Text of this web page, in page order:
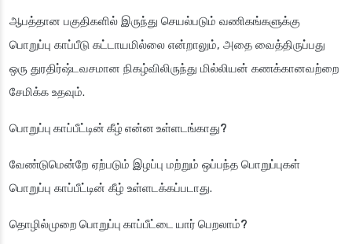
ஆபத்தான பகுதிகளில் இருந்து செயல்படும் வணிகங்களுக்கு
பொறுப்பு காப்பீடு கட்டாயமில்லை என்றாலும், அதை வைத்திருப்பது
ஒரு துரதிர்ஷ்டவசமான நிகழ்விலிருந்து மில்லியன் கணக்கானவற்றை
சேமிக்க உதவும்.
பொறுப்பு காப்பீட்டின் கீழ் என்ன உள்ளடங்காது?
வேண்டுமென்றே ஏற்படும் இழப்பு மற்றும் ஒப்பந்த பொறுப்புகள்
பொறுப்பு காப்பீட்டின் கீழ் உள்ளடக்கப்படாது.
தொழில்முறை பொறுப்பு காப்பீட்டை யார் பெறலாம்?